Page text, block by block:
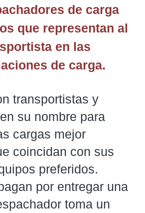
de carga
que representan al
en las
de carga.
transportistas y
su nombre para
cargas mejor
coincidan con sus
preferidos.
por entregar una
toma un